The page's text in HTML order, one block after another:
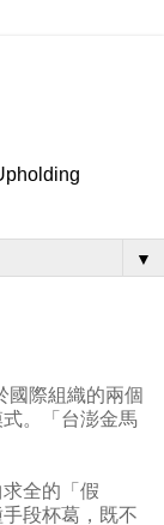
▼
國際組織的兩個
。「台澎金馬
全的「假
段杯葛，既不